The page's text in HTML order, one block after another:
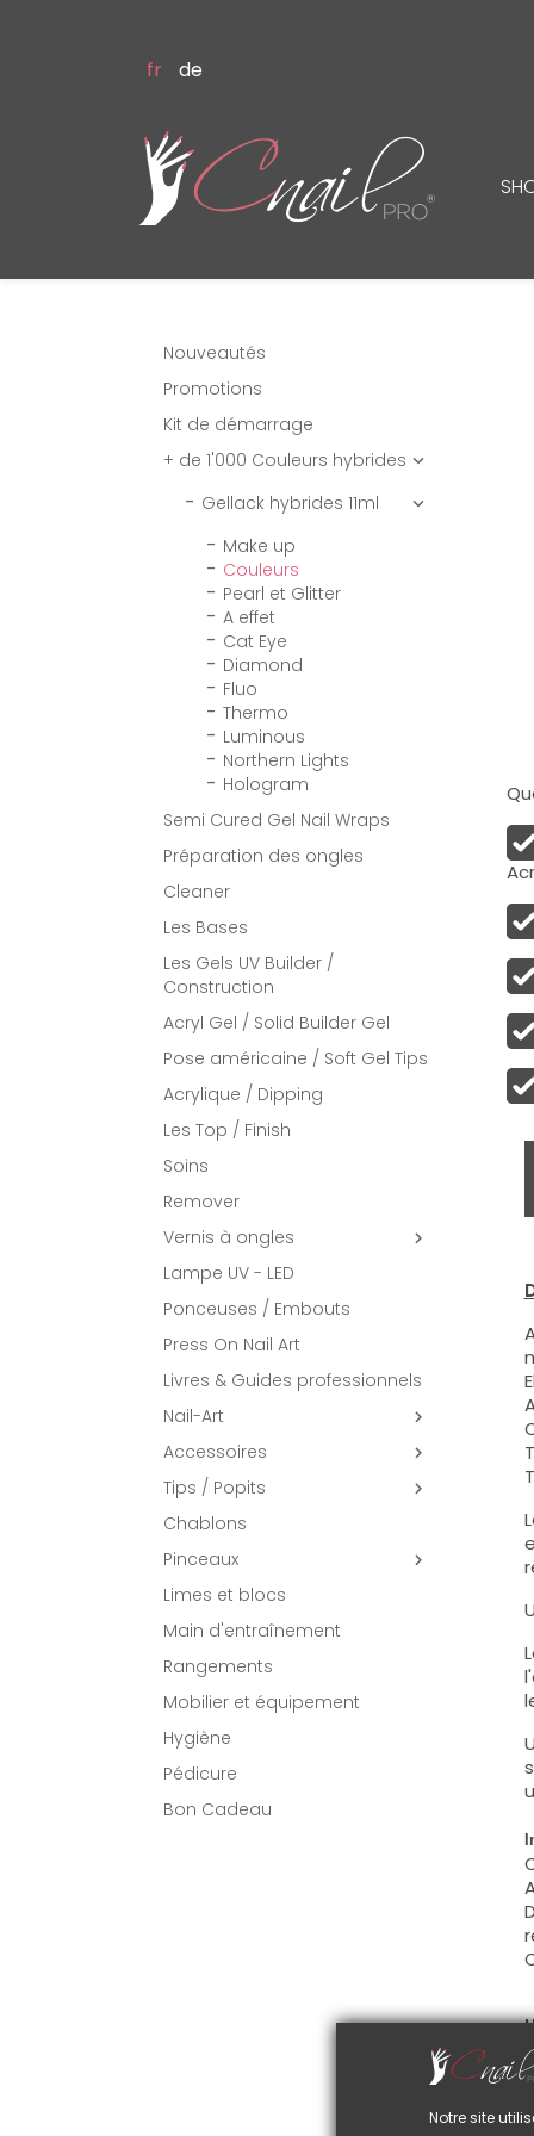
fr de
Nouveautés
Promotions
Kit de démarrage
+ de 1'000 Couleurs hybrides 
Gellack hybrides 11ml 
Make up
Couleurs
Pearl et Glitter
A effet
Cat Eye
Diamond
Fluo
Thermo
Luminous
Northern Lights
Hologram
Semi Cured Gel Nail Wraps
Préparation des ongles
Cleaner
Les Bases
Les Gels UV Builder /
Construction
Acryl Gel / Solid Builder Gel
Pose américaine / Soft Gel Tips
Acrylique / Dipping
Les Top / Finish
Soins
Remover
Vernis à ongles

Lampe UV - LED
Ponceuses / Embouts
Press On Nail Art
Livres & Guides professionnels
Nail-Art

Accessoires 
Tips / Popits 
Chablons
Pinceaux

Limes et blocs
Main d'entraînement
Rangements
Mobilier et équipement
Hygiène
Pédicure
Bon Cadeau
Notre site